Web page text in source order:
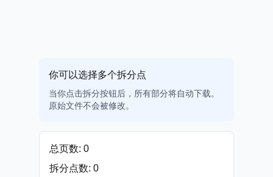
你可以选择多个拆分点
当你点击拆分按钮后，所有部分将自动下载。
原始文件不会被修改。
总页数: 0
拆分点数: 0